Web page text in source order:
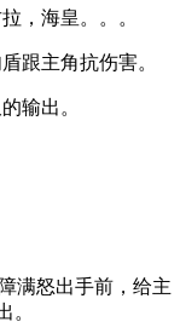
，海皇。。。
跟主角抗伤害。
输出。
满怒出手前，给主
。